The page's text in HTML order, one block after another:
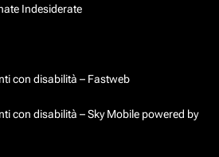
Indesiderate
con disabilità – Fastweb
con disabilità – Sky Mobile powered by